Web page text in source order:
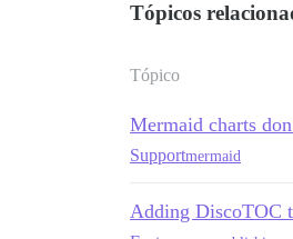
Tópicos
Tópico
Mermaid charts
Supportmermaid
Adding DiscoTOC